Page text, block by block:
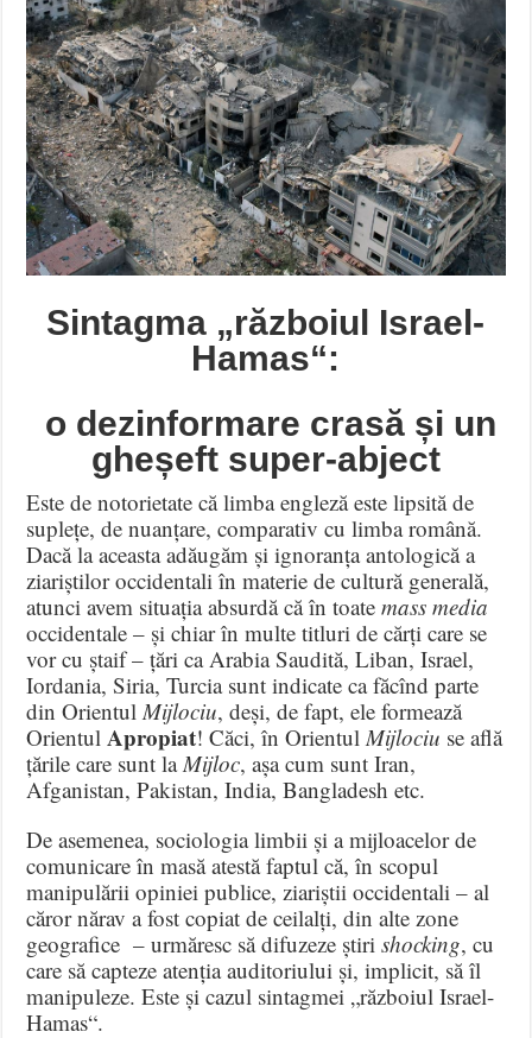
Sintagma „războiul Israel-
Hamas“:
o dezinformare crasă și un
gheșeft super-abject
Este de notorietate că limba engleză este lipsită de
suplețe, de nuanțare, comparativ cu limba română.
Dacă la aceasta adăugăm și ignoranța antologică a
ziariștilor occidentali în materie de cultură generală,
atunci avem situația absurdă că în toatemass media
occidentale – și chiar în multe titluri de cărți care se
vor cu ștaif – țări ca Arabia Saudită, Liban, Israel,
Iordania, Siria, Turcia sunt indicate ca făcînd parte
din Orientul Mijlociu, deși, de fapt, ele formează
Orientul Apropiat! Căci, în Orientul Mijlociu se află
țările care sunt la Mijloc, așa cum sunt Iran,
Afganistan, Pakistan, India, Bangladesh etc.
De asemenea, sociologia limbii și a mijloacelor de
comunicare în masă atestă faptul că, în scopul
manipulării opiniei publice, ziariștii occidentali – al
căror nărav a fost copiat de ceilalți, din alte zone
geografice – urmăresc să difuzeze știrishocking, cu
care să capteze atenția auditoriului și, implicit, să îl
manipuleze. Este și cazul sintagmei „războiul Israel-
Hamas“.